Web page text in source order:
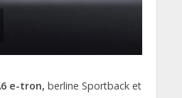
e-tron, berline Sportback et